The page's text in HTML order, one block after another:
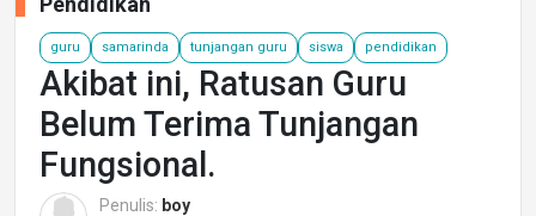
guru samarinda tunjangan guru siswa pendidikan
Akibat ini, Ratusan Guru
Belum Terima Tunjangan
Fungsional.
Penulis: boy